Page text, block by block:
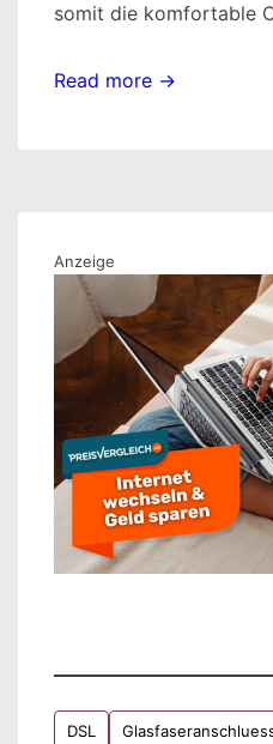
somit die komfortable
Internetzugang
Triple
Read more →
Anzeige
DSL